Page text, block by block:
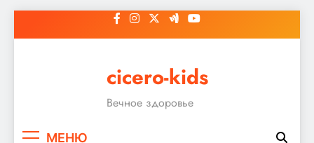
к
cicero-kids
Вечное здоровье
МЕНЮ